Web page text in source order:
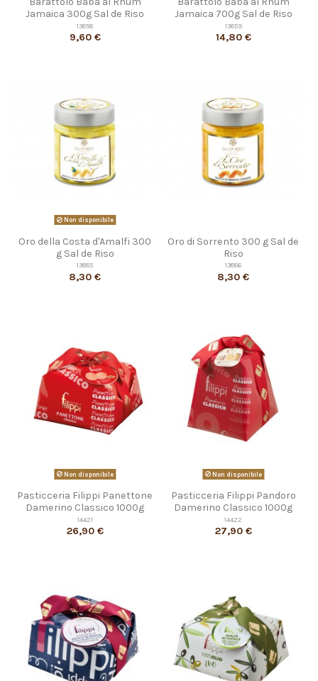
Jamaica 300g Sal de Riso
13858
9,60 €
Jamaica 700g Sal de Riso
13859
14,80 €
Non disponibile
Oro della Costa d'Amalfi 300
g Sal de Riso
13885
8,30 €
Oro di Sorrento 300 g Sal de
Riso
13886
8,30 €
Non disponibile
Pasticceria Filippi Panettone
Damerino Classico 1000g
14421
26,90 €
Non disponibile
Pasticceria Filippi Pandoro
Damerino Classico 1000g
14422
27,90 €